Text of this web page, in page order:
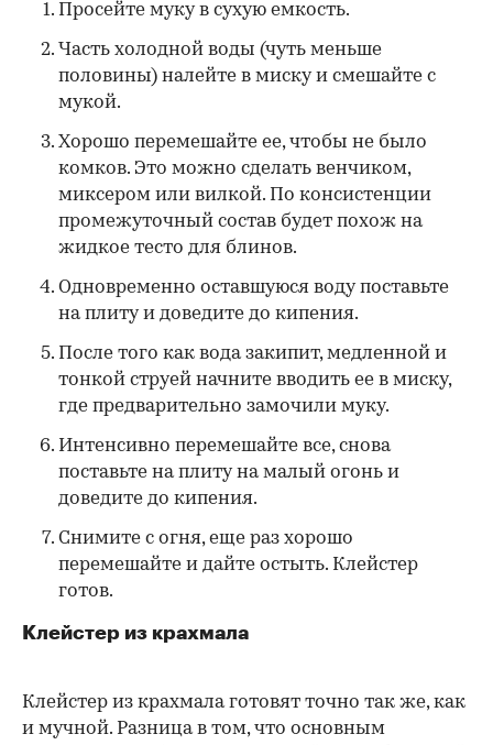
Просейте муку в сухую емкость.
Часть холодной воды (чуть меньше
половины) налейте в миску и смешайте с
мукой.
Хорошо перемешайте ее, чтобы не было
комков. Это можно сделать венчиком,
миксером или вилкой. По консистенции
промежуточный состав будет похож на
жидкое тесто для блинов.
Одновременно оставшуюся воду поставьте
на плиту и доведите до кипения.
После того как вода закипит, медленной и
тонкой струей начните вводить ее в миску,
где предварительно замочили муку.
Интенсивно перемешайте все, снова
поставьте на плиту на малый огонь и
доведите до кипения.
Снимите с огня, еще раз хорошо
перемешайте и дайте остыть. Клейстер
готов.
Клейстер из крахмала
Клейстер из крахмала готовят точно так же, как
и мучной. Разница в том, что основным